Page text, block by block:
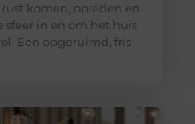
komen, opladen en
sfeer in en om het huis
Een opgeruimd, fris